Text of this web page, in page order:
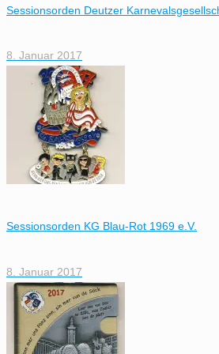
Sessionsorden Deutzer
8. Januar 2017
Sessionsorden KG Blau-Rot 1969 e.V.
8. Januar 2017